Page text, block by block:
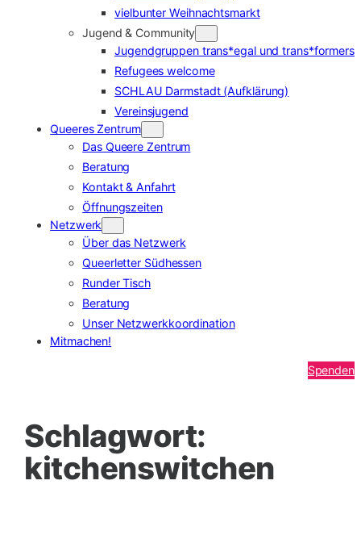
vielbunter Weihnachtsmarkt
Jugend & Community
Jugendgruppen trans*egal und trans*formers
Refugees welcome
SCHLAU Darmstadt (Aufklärung)
Vereinsjugend
Queeres Zentrum
Das Queere Zentrum
Beratung
Kontakt & Anfahrt
Öffnungszeiten
Netzwerk
Über das Netzwerk
Queerletter Südhessen
Runder Tisch
Beratung
Unser Netzwerkkoordination
Mitmachen!
Spenden
Schlagwort:
kitchenswitchen